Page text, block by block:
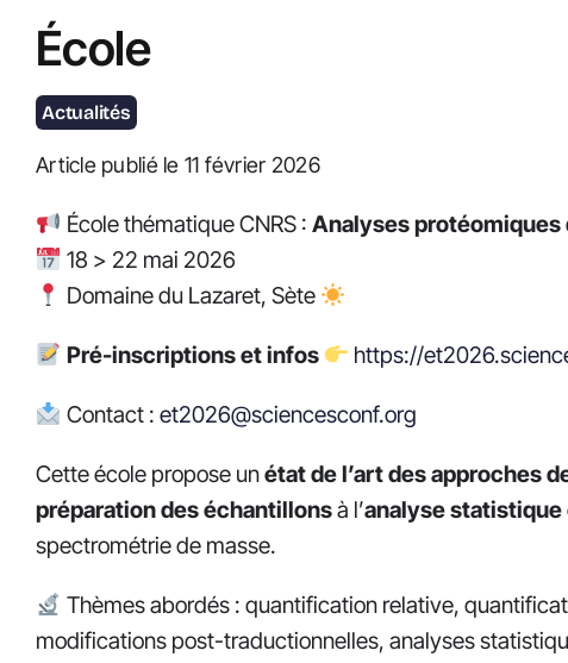
École
Actualités
Article publié le 11 février 2026
École thématique CNRS : Analyses
18 > 22 mai 2026
Domaine du Lazaret, Sète
Pré-inscriptions et infos https://
Contact : et2026@sciencesconf.org
Cette école propose unétat de l’art des approches
préparation des échantillonsà l’analyse
spectrométrie de masse.
Thèmes abordés : quantification relative,
modifications post-traductionnelles, analyses